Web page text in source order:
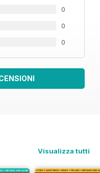
0
0
0
Visualizza tutti